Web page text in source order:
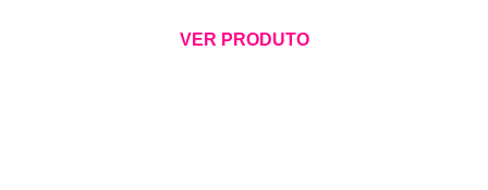
VER PRODUTO